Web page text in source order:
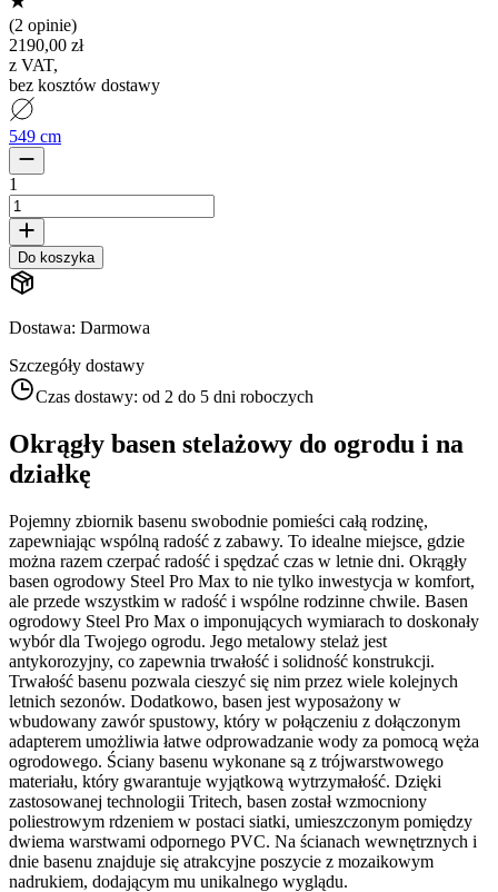
(2 opinie)
2190,00 zł
z VAT,
bez kosztów dostawy
549 cm
1
Do koszyka
Dostawa: Darmowa
Szczegóły dostawy
Czas dostawy: od 2 do 5 dni roboczych
Okrągły basen stelażowy do ogrodu i na
działkę
Pojemny zbiornik basenu swobodnie pomieści całą rodzinę,
zapewniając wspólną radość z zabawy. To idealne miejsce, gdzie
można razem czerpać radość i spędzać czas w letnie dni. Okrągły
basen ogrodowy Steel Pro Max to nie tylko inwestycja w komfort,
ale przede wszystkim w radość i wspólne rodzinne chwile. Basen
ogrodowy Steel Pro Max o imponujących wymiarach to doskonały
wybór dla Twojego ogrodu. Jego metalowy stelaż jest
antykorozyjny, co zapewnia trwałość i solidność konstrukcji.
Trwałość basenu pozwala cieszyć się nim przez wiele kolejnych
letnich sezonów. Dodatkowo, basen jest wyposażony w
wbudowany zawór spustowy, który w połączeniu z dołączonym
adapterem umożliwia łatwe odprowadzanie wody za pomocą węża
ogrodowego. Ściany basenu wykonane są z trójwarstwowego
materiału, który gwarantuje wyjątkową wytrzymałość. Dzięki
zastosowanej technologii Tritech, basen został wzmocniony
poliestrowym rdzeniem w postaci siatki, umieszczonym pomiędzy
dwiema warstwami odpornego PVC. Na ścianach wewnętrznych i
dnie basenu znajduje się atrakcyjne poszycie z mozaikowym
nadrukiem, dodającym mu unikalnego wyglądu.